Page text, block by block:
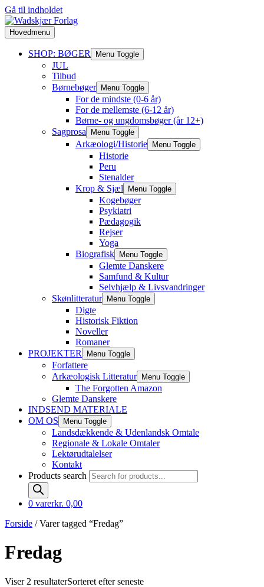
Gå til indholdet
Hovedmenu
SHOP: BØGER Menu Toggle
JUL
Tilbud
Børnebøger
Menu Toggle
For de mindste (0-6 år)
For de mellemste (6-12 år)
Børne- og ungdomsbøger (år 12+)
Sagprosa
Menu Toggle
Arkæologi/Historie Menu Toggle
Historie
Peru
Stenalder
Krop & Sjæl
Menu Toggle
Kogebøger
Psykiatri
Pædagogik
Rejser
Yoga
Biografisk
Menu Toggle
Glemte Danskere
Samfund & Kultur
Selvhjælp & Livsvandringer
Skønlitteratur
Menu Toggle
Digte
Historisk Fiktion
Noveller
Romaner
PROJEKTER
Menu Toggle
Forfattere
Arkæologisk Litteratur
Menu Toggle
The Forgotten Amazon
Glemte Danskere
INDSEND MATERIALE
OM OS
Menu Toggle
Landsdækkende & Udenlandsk Omtale
Regionale & Lokale Omtaler
Lektørudtalelser
Kontakt
Products search
0 varerkr. 0,00
Forside / Varer tagged “Fredag”
Fredag
Viser 2 resultaterSorteret efter seneste